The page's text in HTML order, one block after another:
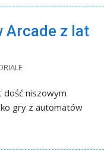
Arcade z lat
dość niszowym
gry z automatów